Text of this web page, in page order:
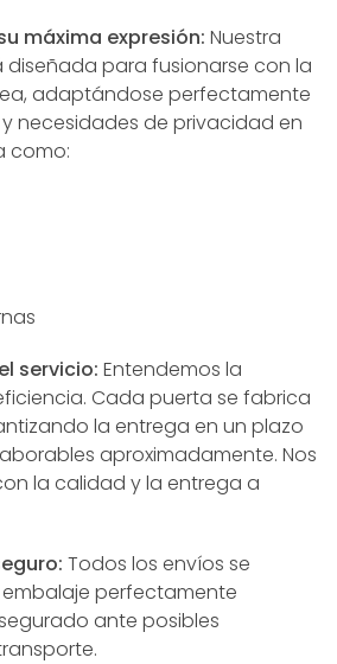
máxima expresión: Nuestra
para fusionarse con la
adaptándose perfectamente
necesidades de privacidad en
como:
servicio: Entendemos la
Cada puerta se fabrica
la entrega en un plazo
aproximadamente. Nos
la calidad y la entrega a
Todos los envíos se
perfectamente
ante posibles